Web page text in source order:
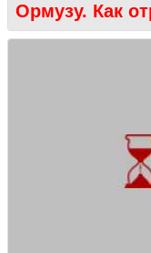
Ормузу. Как